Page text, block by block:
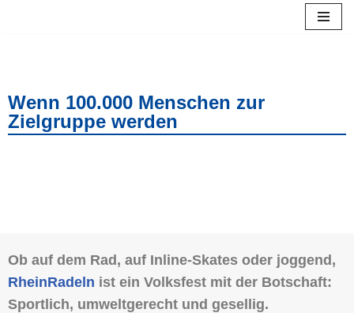
Wenn 100.000 Menschen zur
Zielgruppe werden
Ob auf dem Rad, auf Inline-Skates oder joggend,
RheinRadeln ist ein Volksfest mit der Botschaft:
Sportlich, umweltgerecht und gesellig.